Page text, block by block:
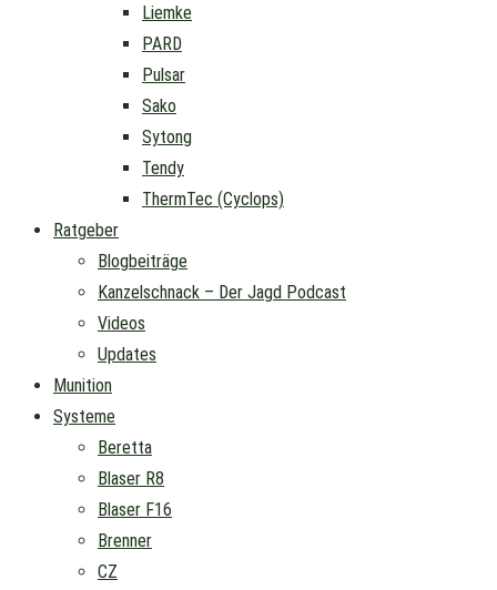
Liemke
PARD
Pulsar
Sako
Sytong
Tendy
ThermTec (Cyclops)
Ratgeber
Blogbeiträge
Kanzelschnack – Der Jagd Podcast
Videos
Updates
Munition
Systeme
Beretta
Blaser R8
Blaser F16
Brenner
CZ